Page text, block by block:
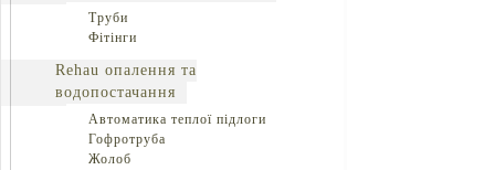
Труби
Фітінги
Rehau опалення та
водопостачання
Автоматика теплої підлоги
Гофротруба
Жолоб